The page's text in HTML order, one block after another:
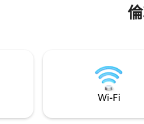
遙，讓您身處
無論你是來這
Wi-Fi